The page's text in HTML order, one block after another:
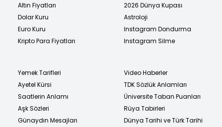
Altın Fiyatları
Dolar Kuru
Euro Kuru
Kripto Para Fiyatları
2026 Dünya Kupası
Astroloji
Instagram Dondurma
Instagram Silme
Yemek Tarifleri
Ayetel Kürsi
Saatlerin Anlamı
Aşk Sözleri
Günaydın Mesajları
Video Haberler
TDK Sözlük Anlamları
Üniversite Taban Puanları
Rüya Tabirleri
Dünya Tarihi ve Türk Tarihi